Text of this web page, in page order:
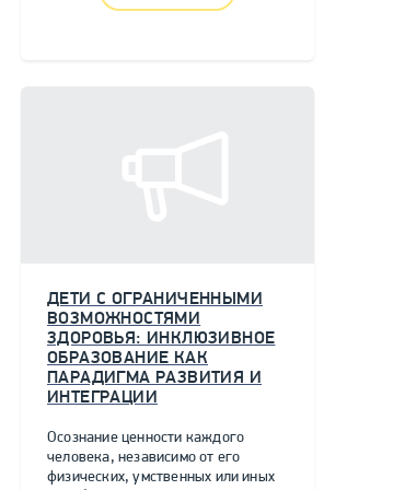
ДЕТИ С ОГРАНИЧЕННЫМИ
ВОЗМОЖНОСТЯМИ
ЗДОРОВЬЯ: ИНКЛЮЗИВНОЕ
ОБРАЗОВАНИЕ КАК
ПАРАДИГМА РАЗВИТИЯ И
ИНТЕГРАЦИИ
Осознание ценности каждого
человека, независимо от его
физических, умственных или иных